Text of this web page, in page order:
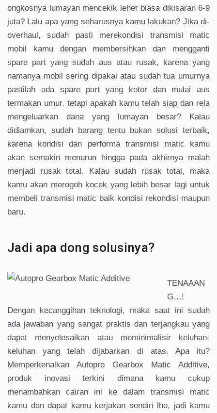
ongkosnya lumayan mencekik leher biasa dikisaran 6-9
juta? Lalu apa yang seharusnya kamu lakukan? Jika di-
overhaul, sudah pasti merekondisi transmisi matic
mobil kamu dengan membersihkan dan mengganti
spare part yang sudah aus atau rusak, karena yang
namanya mobil sering dipakai atau sudah tua umurnya
pastilah ada spare part yang kotor dan mulai aus
termakan umur, tetapi apakah kamu telah siap dan rela
mengeluarkan dana yang lumayan besar? Kalau
didiamkan, sudah barang tentu bukan solusi terbaik,
karena kondisi dan performa transmisi matic kamu
akan semakin menurun hingga pada akhirnya malah
menjadi rusak total. Kalau sudah rusak total, maka
kamu akan merogoh kocek yang lebih besar lagi untuk
membeli transmisi matic baik kondisi rekondisi maupun
baru.
Jadi apa dong solusinya?
TENAAAN
G…!
Dengan kecanggihan teknologi, maka saat ini sudah
ada jawaban yang sangat praktis dan terjangkau yang
dapat menyelesaikan atau meminimalisir keluhan-
keluhan yang telah dijabarkan di atas. Apa itu?
Memperkenalkan Autopro Gearbox Matic Additive,
produk inovasi terkini dimana kamu cukup
menambahkan cairan ini ke dalam transmisi matic
kamu dan dapat kamu kerjakan sendiri lho, jadi kamu